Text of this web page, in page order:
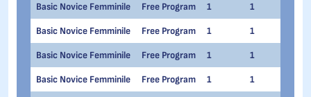
Basic Novice Femminile Free Program 1 1
Basic Novice Femminile Free Program 1 1
Basic Novice Femminile Free Program 1 1
Basic Novice Femminile Free Program 1 1